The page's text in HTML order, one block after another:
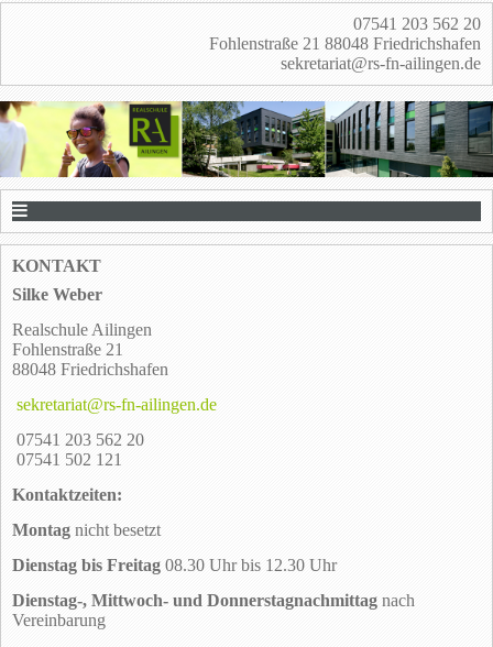
07541 203 562 20
Fohlenstraße 21 88048 Friedrichshafen
sekretariat@rs-fn-ailingen.de
KONTAKT
Silke Weber
Realschule Ailingen
Fohlenstraße 21
88048 Friedrichshafen
sekretariat@rs-fn-ailingen.de
07541 203 562 20
07541 502 121
Kontaktzeiten:
Montag nicht besetzt
Dienstag bis Freitag 08.30 Uhr bis 12.30 Uhr
Dienstag-, Mittwoch- und Donnerstagnachmittag nach
Vereinbarung